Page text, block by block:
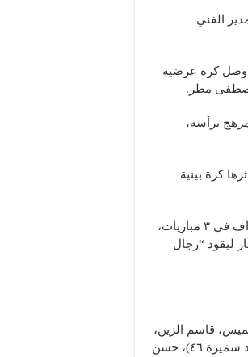
الفني
الذي اوصل كرة عرضية
مصطفى مطر.
سامي مرهج برأسه،
كرة بينية
مرهج (١٧ عاماً) الذي لعب اساسياً للمرة الاولى، رفع عدد اهدافه الدولية الى ٣ اهداف في ٣ مباريات،
ليقود “رجال
حسين الزين (نصار نصار ٤٦)، خليل خميس، قاسم الزين،
محمد الحايك (محمد صفوان ٥٩)، احمد خير الدين (علي طنيش ٤٦)، جهاد ايوب (جاد سمَيرة ٤٦)، حسن